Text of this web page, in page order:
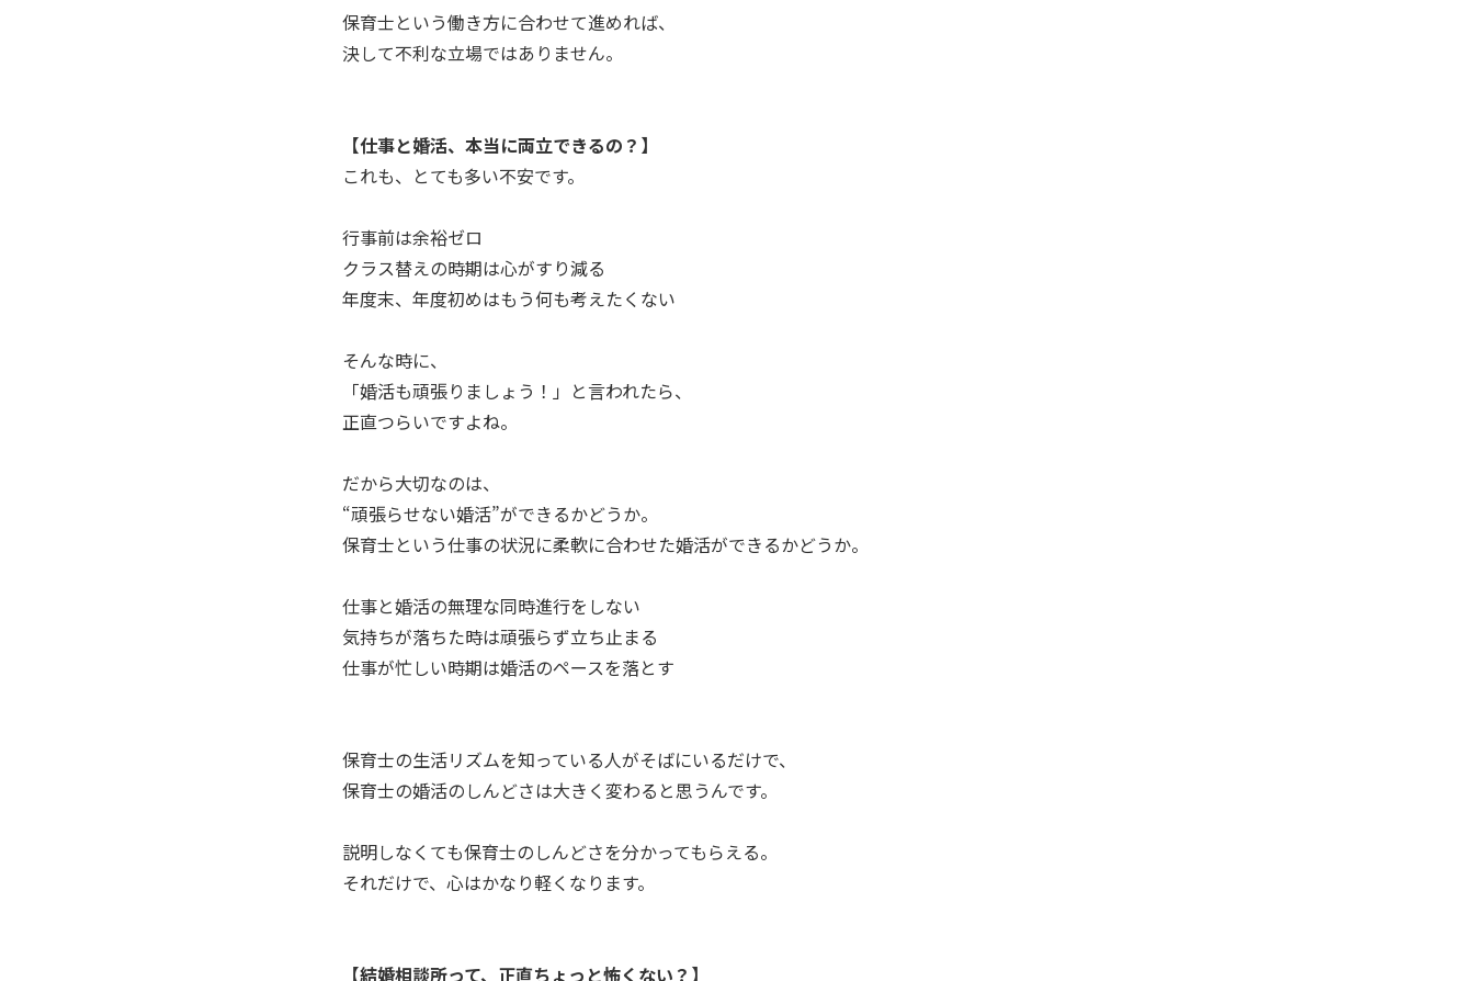
保育士という働き方に合わせて進めれば、
決して不利な立場ではありません。
【仕事と婚活、本当に両立できるの？】
これも、とても多い不安です。
行事前は余裕ゼロ
クラス替えの時期は心がすり減る
年度末、年度初めはもう何も考えたくない
そんな時に、
「婚活も頑張りましょう！」と言われたら、
正直つらいですよね。
だから大切なのは、
“頑張らせない婚活”ができるかどうか。
保育士という仕事の状況に柔軟に合わせた婚活ができるかどうか。
仕事と婚活の無理な同時進行をしない
気持ちが落ちた時は頑張らず立ち止まる
仕事が忙しい時期は婚活のペースを落とす
保育士の生活リズムを知っている人がそばにいるだけで、
保育士の婚活のしんどさは大きく変わると思うんです。
説明しなくても保育士のしんどさを分かってもらえる。
それだけで、心はかなり軽くなります。
【結婚相談所って、正直ちょっと怖くない？】